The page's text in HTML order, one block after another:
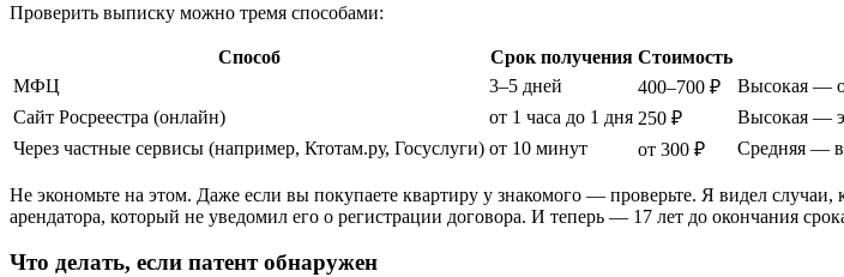
Проверить выписку можно тремя способами:
Способ Срок получения Стоимость
МФЦ
3–5 дней 400–700 ₽
Высокая —
Сайт Росреестра (онлайн)
от 1 часа до 1 дня 250 ₽
Высокая —
Через частные сервисы (например, Ктотам.ру, Госуслуги) от 10 минут от 300 ₽ Средняя —
Не экономьте на этом. Даже если вы покупаете квартиру у знакомого — проверьте. Я видел
арендатора, который не уведомил его о регистрации договора. И теперь — 17 лет до окончания
Что делать, если патент обнаружен